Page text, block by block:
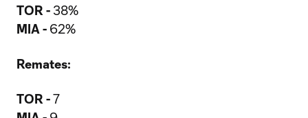
TOR - 38%
MIA - 62%
Remates:
TOR -7